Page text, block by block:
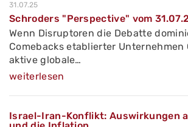
31.07.25
Schroders "Perspective" vom
Wenn Disruptoren die Debatte
Comebacks etablierter Unternehmen
aktive globale…
weiterlesen
Israel-Iran-Konflikt: Auswirkungen